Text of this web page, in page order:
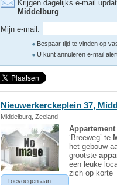
Krijgen dagelijks e-mail
Middelburg
Mijn e-mail:
Bespaar tijd te vinden op
U kunt annuleren e-mail
Nieuwerkerckeplein 37,
Middelburg, Zeeland
Toevoegen aan
Appartement
‘Breeweg’ te
het gebouw
grootste
een leuke
zich op korte